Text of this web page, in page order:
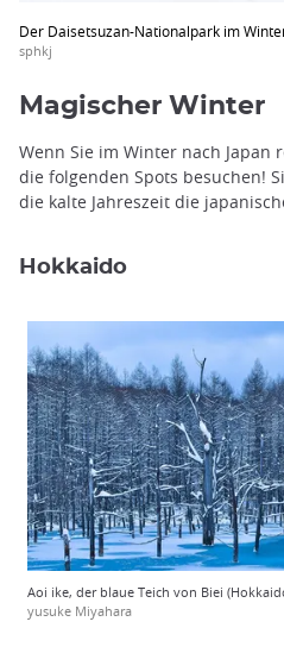
Der Daisetsuzan-Nationalpark im
sphkj
Magischer Winter
Wenn Sie im Winter nach Japan
die folgenden Spots besuchen!
die kalte Jahreszeit die
Hokkaido
Aoi ike, der blaue Teich von Biei
yusuke Miyahara